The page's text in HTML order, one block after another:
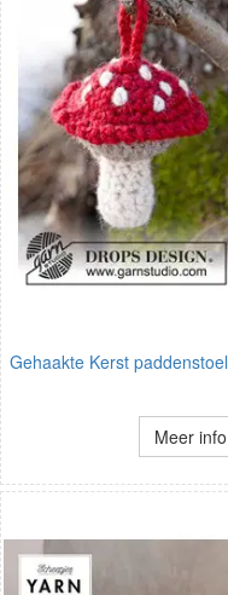
Gehaakte Kerst paddenstoel
Meer info